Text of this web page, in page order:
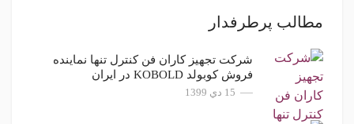
مطالب پرطرفدار
شركت تجهیز کاران فن کنترل تنها نماینده
فروش کوبولد KOBOLD در ایران
15 دي 1399